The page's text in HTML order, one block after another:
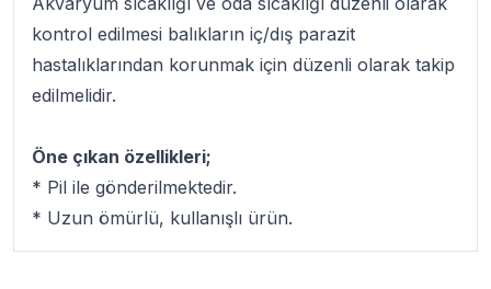
kontrol edilmesi balıkların iç/dış parazit
hastalıklarından korunmak için düzenli olarak takip
edilmelidir.
Öne çıkan özellikleri;
* Pil ile gönderilmektedir.
* Uzun ömürlü, kullanışlı ürün.